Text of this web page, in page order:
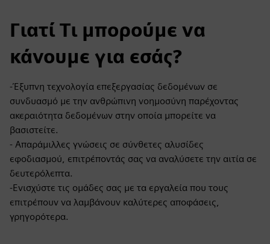
Γιατί Τι μπορούμε να
κάνουμε για εσάς?
-Έξυπνη τεχνολογία επεξεργασίας δεδομένων σε
συνδυασμό με την ανθρώπινη νοημοσύνη παρέχοντας
ακεραιότητα δεδομένων στην οποία μπορείτε να
βασιστείτε.
- Απαράμιλλες γνώσεις σε σύνθετες αλυσίδες
εφοδιασμού, επιτρέποντάς σας να αναλύσετε την αιτία σε
δευτερόλεπτα.
-Ενισχύστε τις ομάδες σας με τα εργαλεία που τους
επιτρέπουν να λαμβάνουν καλύτερες αποφάσεις,
γρηγορότερα.